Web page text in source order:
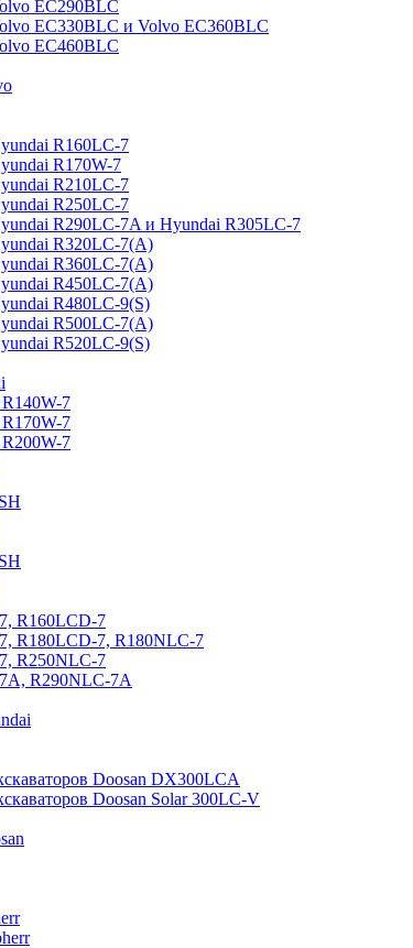
EC290BLC
EC330BLC и Volvo EC360BLC
EC460BLC
R160LC-7
R170W-7
R210LC-7
R250LC-7
R290LC-7A и Hyundai R305LC-7
R320LC-7(A)
R360LC-7(A)
R450LC-7(A)
R480LC-9(S)
R500LC-7(A)
R520LC-9(S)
7
7
7
R160LCD-7
R180LCD-7, R180NLC-7
R250NLC-7
R290NLC-7A
Doosan DX300LCA
Doosan Solar 300LC-V